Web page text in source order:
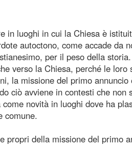
in luoghi in cui la Chiesa è
autoctono, come accade da
per il peso della
verso la Chiesa, perché le
la missione del primo
ciò avviene in contesti che
novità in luoghi dove ha
comune.
propri della missione del primo